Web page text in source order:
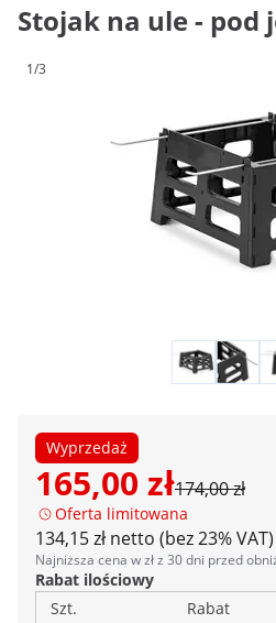
Stojak na ule - pod
1/3
Wyprzedaż
165,00 zł174,00 zł
Oferta limitowana
134,15 zł netto (bez 23% VAT)
Najniższa cena w zł z 30 dni przed
Rabat ilościowy
Szt.
Rabat